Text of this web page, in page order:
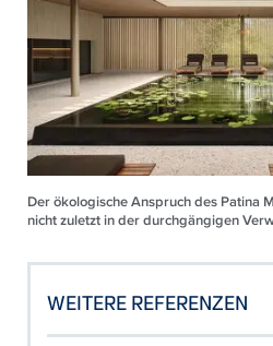
Der ökologische Anspruch des Patina
nicht zuletzt in der durchgängigen
WEITERE REFERENZEN